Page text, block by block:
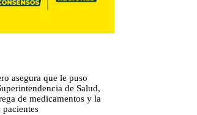
asegura que le puso
de Salud,
de medicamentos y la
pacientes